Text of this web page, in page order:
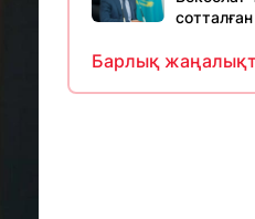
Барлық